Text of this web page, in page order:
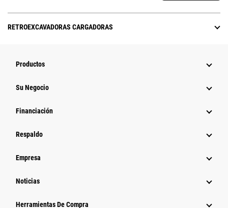
RETROEXCAVADORAS CARGADORAS
Productos
Su Negocio
Financiación
Respaldo
Empresa
Noticias
Herramientas De Compra